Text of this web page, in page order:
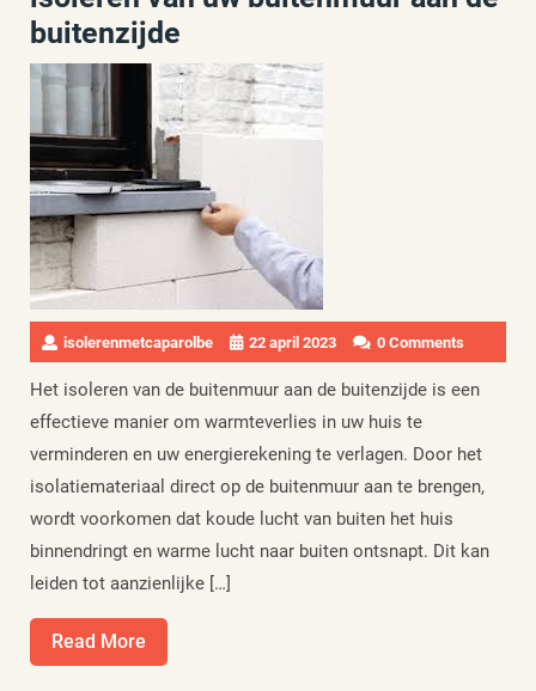
buitenzijde
isolerenmetcaparolbe 22 april 2023 0 Comments
Het isoleren van de buitenmuur aan de buitenzijde is een
effectieve manier om warmteverlies in uw huis te
verminderen en uw energierekening te verlagen. Door het
isolatiemateriaal direct op de buitenmuur aan te brengen,
wordt voorkomen dat koude lucht van buiten het huis
binnendringt en warme lucht naar buiten ontsnapt. Dit kan
leiden tot aanzienlijke […]
Read More
More